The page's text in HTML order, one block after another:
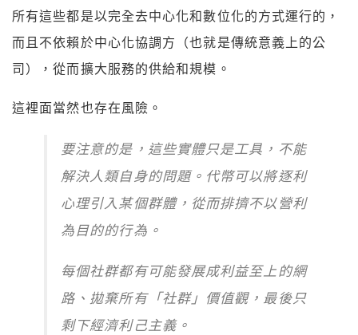
所有這些都是以完全去中心化和數位化的方式運行的，
而且不依賴於中心化協調方（也就是傳統意義上的公
司），從而擴大服務的供給和規模。
這裡面當然也存在風險。
要注意的是，這些實體只是工具，不能
解決人類自身的問題。代幣可以將逐利
心理引入某個群體，從而排擠不以營利
為目的的行為。
每個社群都有可能發展成利益至上的網
路、拋棄所有「社群」價值觀，最後只
剩下經濟利己主義。